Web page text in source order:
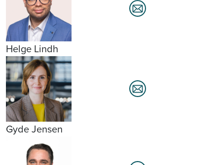
Helge Lindh
Gyde Jensen